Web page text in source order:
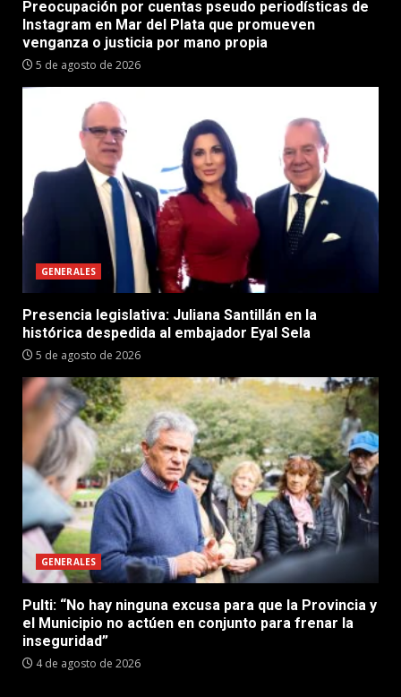
Preocupación por cuentas pseudo periodísticas de
Instagram en Mar del Plata que promueven
venganza o justicia por mano propia
5 de agosto de 2026
GENERALES
Presencia legislativa: Juliana Santillán en la
histórica despedida al embajador Eyal Sela
5 de agosto de 2026
GENERALES
Pulti: “No hay ninguna excusa para que la Provincia y
el Municipio no actúen en conjunto para frenar la
inseguridad”
4 de agosto de 2026